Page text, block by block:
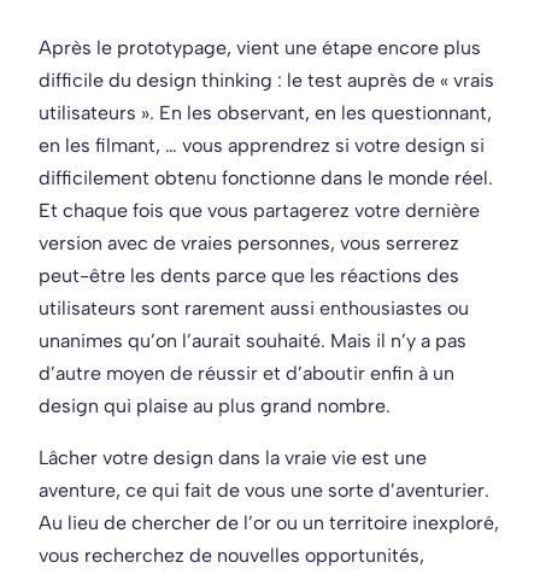
Après le prototypage, vient une étape encore plus
difficile du design thinking : le test auprès de « vrais
utilisateurs ». En les observant, en les questionnant,
en les filmant, … vous apprendrez si votre design si
difficilement obtenu fonctionne dans le monde réel.
Et chaque fois que vous partagerez votre dernière
version avec de vraies personnes, vous serrerez
peut-être les dents parce que les réactions des
utilisateurs sont rarement aussi enthousiastes ou
unanimes qu’on l’aurait souhaité. Mais il n’y a pas
d’autre moyen de réussir et d’aboutir enfin à un
design qui plaise au plus grand nombre.
Lâcher votre design dans la vraie vie est une
aventure, ce qui fait de vous une sorte d’aventurier.
Au lieu de chercher de l’or ou un territoire inexploré,
vous recherchez de nouvelles opportunités,